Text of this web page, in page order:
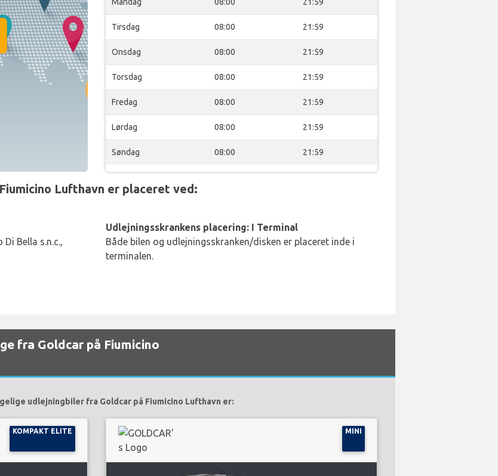
Tirsdag 08:00 21:59
Onsdag 08:00 21:59
Torsdag 08:00 21:59
Fredag 08:00 21:59
Lørdag 08:00 21:59
Søndag 08:00 21:59
Lufthavn er placeret ved:
Bella s.n.c.,
Udlejningsskrankens placering: I Terminal
Både bilen og udlejningsskranken/disken er placeret inde i
terminalen.
fra Goldcar på Fiumicino
udlejningbiler fra Goldcar på Fiumicino Lufthavn er:
KOMPAKT ELITE MINI